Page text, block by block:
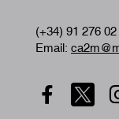
(+34) 91 276 02
Email: